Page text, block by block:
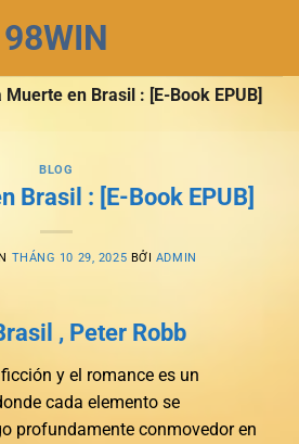
98WIN
Muerte en Brasil : [E-Book EPUB]
BLOG
Brasil : [E-Book EPUB]
THÁNG 10 29, 2025 BỞI ADMIN
, Peter Robb
y el romance es un
cada elemento se
profundamente conmovedor en